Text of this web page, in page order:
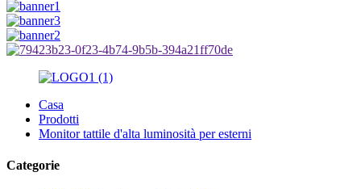
Casa
Prodotti
Monitor tattile d'alta luminosità per esterni
Categorie